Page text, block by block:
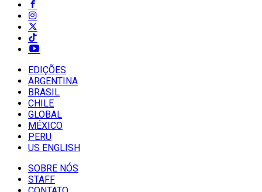
EDIÇÕES
ARGENTINA
BRASIL
CHILE
GLOBAL
MÉXICO
PERU
US ENGLISH
SOBRE NÓS
STAFF